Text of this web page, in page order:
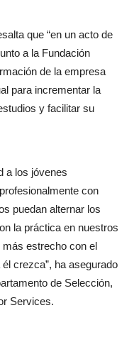
que “en un acto de
a la Fundación
de la empresa
para incrementar la
y facilitar su
a los jóvenes
con
puedan alternar los
la práctica en nuestros
más estrecho con el
crezca”, ha asegurado
de Selección,
Services.